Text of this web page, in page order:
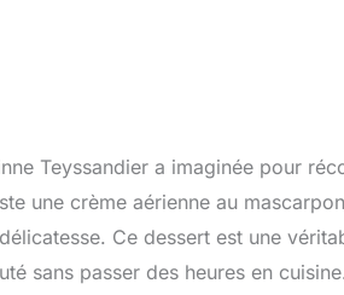
Teyssandier a imaginée pour
une crème aérienne au
Ce dessert est une
sans passer des heures en